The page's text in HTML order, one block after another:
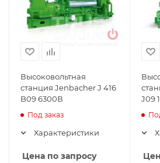
Высоковольтная
станция Jenbacher J 416
B09 6300В
Под заказ
Характеристики
Цена по запросу
J09